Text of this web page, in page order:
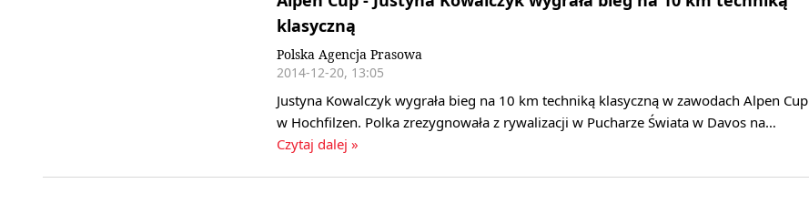
klasyczną
Polska Agencja Prasowa
2014-12-20, 13:05
Justyna Kowalczyk wygrała bieg na 10 km techniką klasyczną w zawodach Alpen Cup
w Hochfilzen. Polka zrezygnowała z rywalizacji w Pucharze Świata w Davos na…
Czytaj dalej »